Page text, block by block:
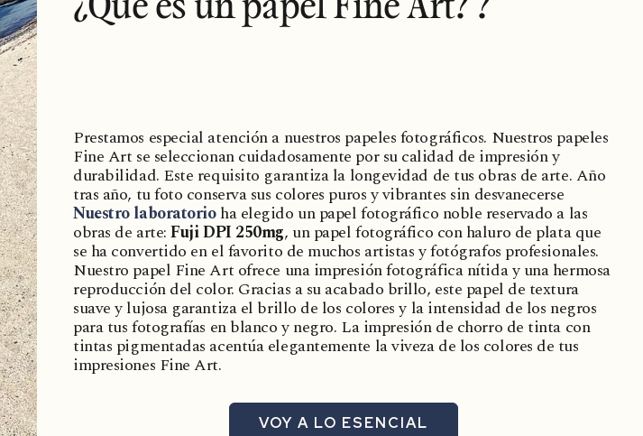
Prestamos especial atención a nuestros papeles fotográficos. Nuestros papeles
Fine Art se seleccionan cuidadosamente por su calidad de impresión y
durabilidad. Este requisito garantiza la longevidad de tus obras de arte. Año
tras año, tu foto conserva sus colores puros y vibrantes sin desvanecerse
Nuestro laboratorioha elegido un papel fotográfico noble reservado a las
obras de arte:Fuji DPI 250mg, un papel fotográfico con haluro de plata que
se ha convertido en el favorito de muchos artistas y fotógrafos profesionales.
Nuestro papel Fine Art ofrece una impresión fotográfica nítida y una hermosa
reproducción del color. Gracias a su acabado brillo, este papel de textura
suave y lujosa garantiza el brillo de los colores y la intensidad de los negros
para tus fotografías en blanco y negro. La impresión de chorro de tinta con
tintas pigmentadas acentúa elegantemente la viveza de los colores de tus
impresiones Fine Art.
VOY A LO ESENCIAL